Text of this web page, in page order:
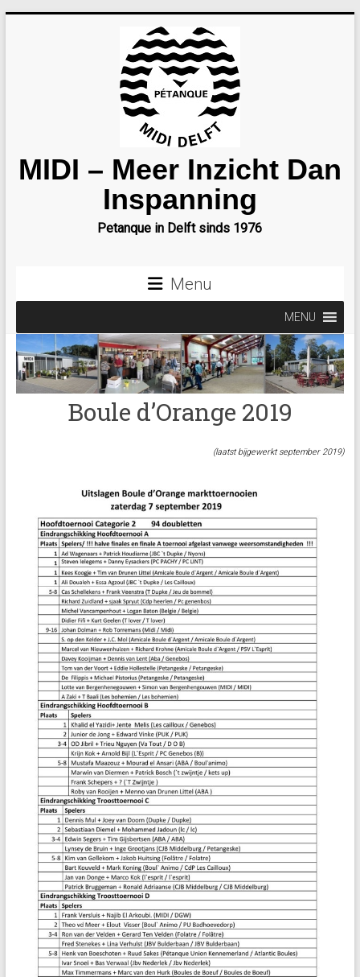
MIDI – Meer Inzicht Dan
Inspanning
Petanque in Delft sinds 1976
Menu
MENU
Boule d’Orange 2019
(laatst bijgewerkt september 2019)